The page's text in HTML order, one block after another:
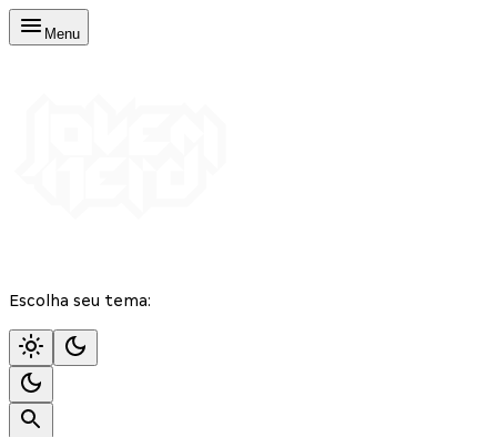
Menu
Escolha seu tema: